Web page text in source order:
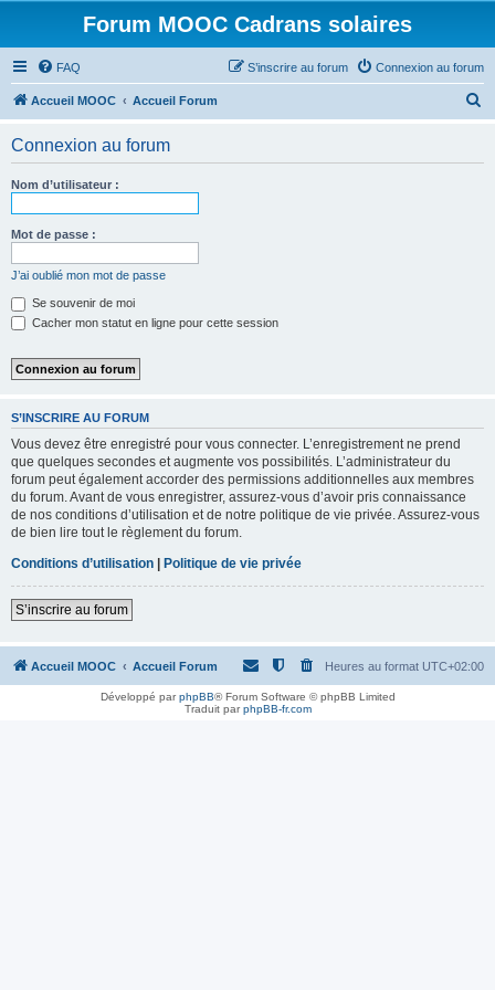
Forum MOOC Cadrans solaires
FAQ Connexion au forum
S’inscrire au forum
Accueil MOOC Accueil Forum
Connexion au forum
Nom d’utilisateur :
Mot de passe :
J’ai oublié mon mot de passe
Se souvenir de moi
Cacher mon statut en ligne pour cette session
S’INSCRIRE AU FORUM
Vous devez être enregistré pour vous connecter. L’enregistrement ne prend
que quelques secondes et augmente vos possibilités. L’administrateur du
forum peut également accorder des permissions additionnelles aux membres
du forum. Avant de vous enregistrer, assurez-vous d’avoir pris connaissance
de nos conditions d’utilisation et de notre politique de vie privée. Assurez-vous
de bien lire tout le règlement du forum.
Conditions d’utilisation | Politique de vie privée
S’inscrire au forum
Accueil MOOC Accueil Forum Heures au format UTC+02:00
Développé parphpBB® Forum Software © phpBB Limited
Traduit parphpBB-fr.com